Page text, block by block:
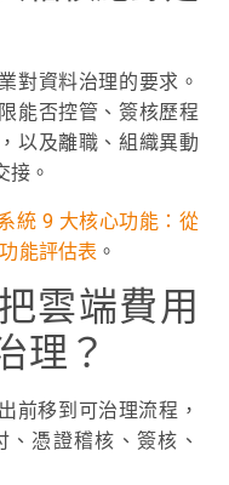
對資料治理的要求。
能否控管、簽核歷程
以及離職、組織異動
接。
統 9 大核心功能：從
能評估表 。
雲端費用
理？
前移到可治理流程，
憑證稽核、簽核、